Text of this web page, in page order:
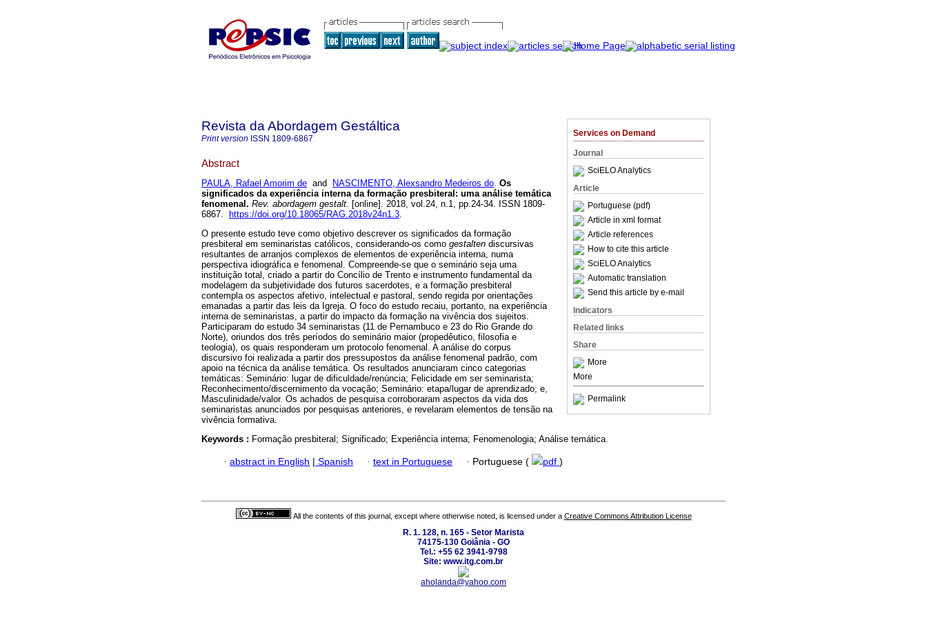
Services on Demand
Journal
SciELO Analytics
Article
Portuguese (pdf)
Article in xml format
Article references
How to cite this article
SciELO Analytics
Automatic translation
Send this article by e-mail
Indicators
Related links
Share
More
More
Permalink
Revista da Abordagem Gestáltica
Print version ISSN 1809-6867
Abstract
PAULA, Rafael Amorim de and NASCIMENTO, Alexsandro Medeiros do. Os
significados da experiência interna da formação presbiteral : uma análise temática
fenomenal . Rev. abordagem gestalt. [online]. 2018, vol.24, n.1, pp.24-34. ISSN 1809-
6867.
https://doi.org/10.18065/RAG.2018v24n1.3.
O presente estudo teve como objetivo descrever os significados da formação
presbiteral em seminaristas católicos, considerando-os como gestalten discursivas
resultantes de arranjos complexos de elementos de experiência interna, numa
perspectiva idiográfica e fenomenal. Compreende-se que o seminário seja uma
instituição total, criado a partir do Concílio de Trento e instrumento fundamental da
modelagem da subjetividade dos futuros sacerdotes, e a formação presbiteral
contempla os aspectos afetivo, intelectual e pastoral, sendo regida por orientações
emanadas a partir das leis da Igreja. O foco do estudo recaiu, portanto, na experiência
interna de seminaristas, a partir do impacto da formação na vivência dos sujeitos.
Participaram do estudo 34 seminaristas (11 de Pernambuco e 23 do Rio Grande do
Norte), oriundos dos três períodos do seminário maior (propedêutico, filosofia e
teologia), os quais responderam um protocolo fenomenal. A análise do corpus
discursivo foi realizada a partir dos pressupostos da análise fenomenal padrão, com
apoio na técnica da análise temática. Os resultados anunciaram cinco categorias
temáticas: Seminário: lugar de dificuldade/renúncia; Felicidade em ser seminarista;
Reconhecimento/discernimento da vocação; Seminário: etapa/lugar de aprendizado; e,
Masculinidade/valor. Os achados de pesquisa corroboraram aspectos da vida dos
seminaristas anunciados por pesquisas anteriores, e revelaram elementos de tensão na
vivência formativa.
Keywords : Formação presbiteral; Significado; Experiência interna; Fenomenologia; Análise temática.
· abstract in English | Spanish · text in Portuguese · Portuguese ( pdf )
All the contents of this journal, except where otherwise noted, is licensed under a Creative Commons Attribution License
R. 1. 128, n. 165 - Setor Marista
74175-130 Goiânia - GO
Tel.: +55 62 3941-9798
Site: www.itg.com.br
aholanda@yahoo.com